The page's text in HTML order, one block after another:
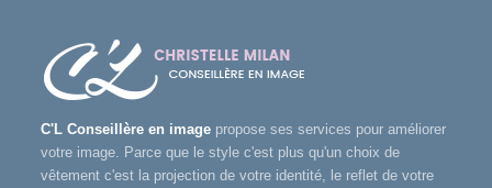
C'L Conseillère en image propose ses services pour améliorer
votre image. Parce que le style c'est plus qu'un choix de
vêtement c'est la projection de votre identité, le reflet de votre